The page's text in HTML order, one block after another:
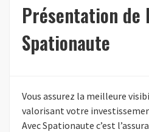
Présentation
Spationaute
Vous assurez la meilleure
valorisant votre
Avec Spationaute c’est